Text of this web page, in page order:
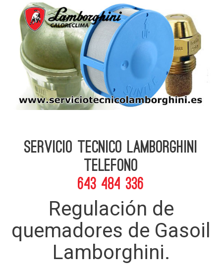
Servicio Tecnico Lamborghini
telefono
643 484 336
Regulación de
quemadores de Gasoil
Lamborghini.